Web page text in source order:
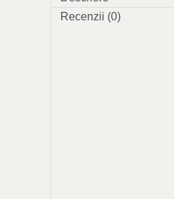
Recenzii (0)